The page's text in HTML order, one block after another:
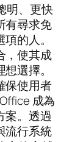
明、更快
有尋求免
的人。
，使其成
選擇。
保使用者
成為
案。透過
流行系統